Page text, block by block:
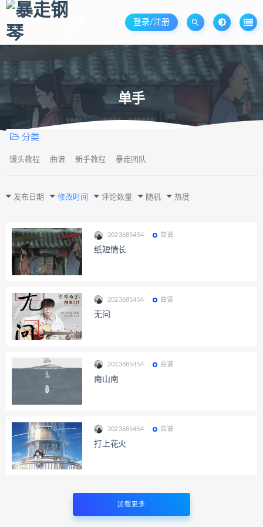
登录/注册
单手
分类
馒头教程 曲谱 新手教程 暴走团队
发布日期 修改时间 评论数量 随机 热度
2023685454 曲谱
纸短情长
2023685454 曲谱
无问
2023685454 曲谱
南山南
2023685454 曲谱
打上花火
加载更多